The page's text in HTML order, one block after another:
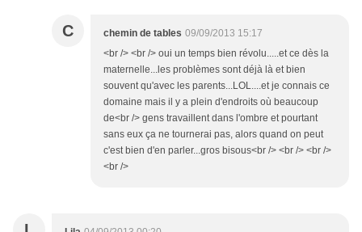
C chemin de tables 09/09/2013 15:17
<br /> <br /> oui un temps bien révolu.....et ce dès la
maternelle...les problèmes sont déjà là et bien
souvent qu'avec les parents...LOL....et je connais ce
domaine mais il y a plein d'endroits où beaucoup
de<br /> gens travaillent dans l'ombre et pourtant
sans eux ça ne tournerai pas, alors quand on peut
c'est bien d'en parler...gros bisous<br /> <br /> <br />
<br />